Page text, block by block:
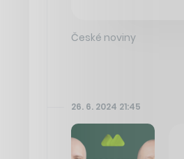
České noviny
26. 6. 2024 21:45